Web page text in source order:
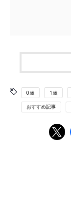
0歳 1歳
おすすめ記事